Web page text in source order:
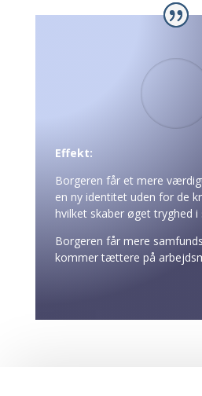
Effekt:
Borgeren får et mere
en ny identitet uden for de
hvilket skaber øget tryghed i
Borgeren får mere
kommer tættere på